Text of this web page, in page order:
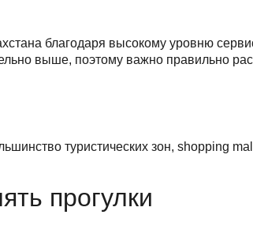
благодаря высокому уровню
выше, поэтому важно правильно
туристических зон, shopping
прогулки